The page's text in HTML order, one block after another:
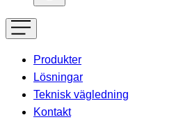
Produkter
Lösningar
Teknisk vägledning
Kontakt